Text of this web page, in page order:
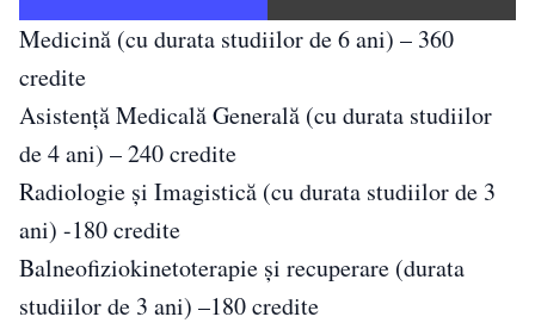
Medicină (cu durata studiilor de 6 ani) – 360
credite
Asistenţă Medicală Generală (cu durata studiilor
de 4 ani) – 240 credite
Radiologie şi Imagistică (cu durata studiilor de 3
ani) -180 credite
Balneofiziokinetoterapie şi recuperare (durata
studiilor de 3 ani) –180 credite